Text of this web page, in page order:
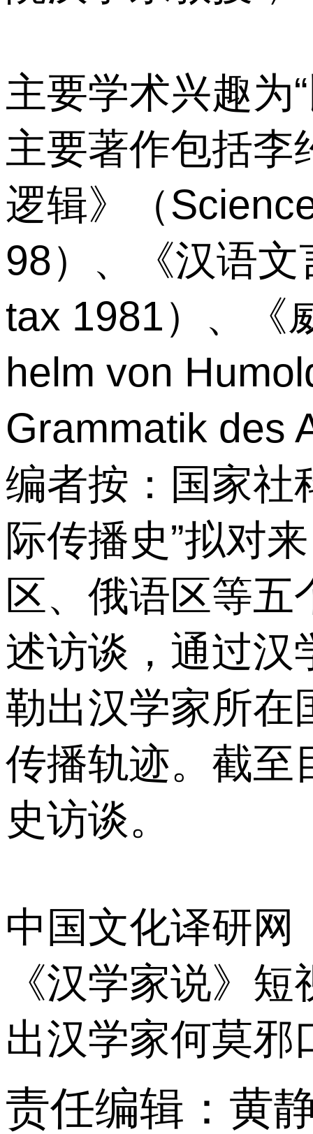
主要学术兴趣为
主要著作包括李
逻辑》（
98）、《汉语
tax 1981）、《
helm von
Grammatik des
编者按：国家社
际传播史”拟对
区、俄语区等
述访谈，通过汉
勒出汉学家所在
传播轨迹。截至
史访谈。
中国文化译研网
《汉学家说》
出汉学家何莫邪
责任编辑：黄